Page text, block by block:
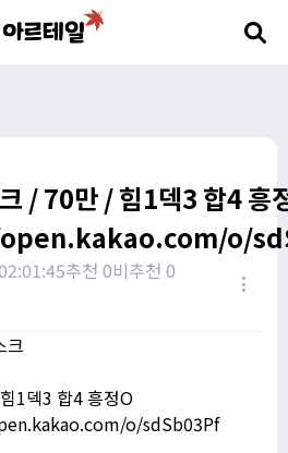
/ 70만 / 힘1덱3 합4 흥
o/
추천 0비추천 0
크
1덱3 합4 흥정O
o/sdSb03Pf